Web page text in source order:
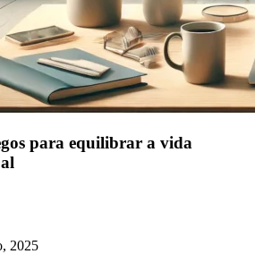
para equilibrar a vida
2025